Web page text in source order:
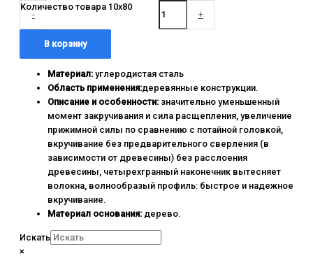
-
Количество товара 10х80
+
В корзину
Материал:углеродистая сталь
Область применения:деревянные конструкции.
Описание и особенности:значительно уменьшенный
момент закручивания и сила расщепления, увеличение
прижимной силы по сравнению с потайной головкой,
вкручивание без предварительного сверления (в
зависимости от древесины) без расслоения
древесины, четырехгранный наконечник вытесняет
волокна, волнообразый профиль: быстрое и надежное
вкручивание.
Материал основания:дерево.
Искать
×